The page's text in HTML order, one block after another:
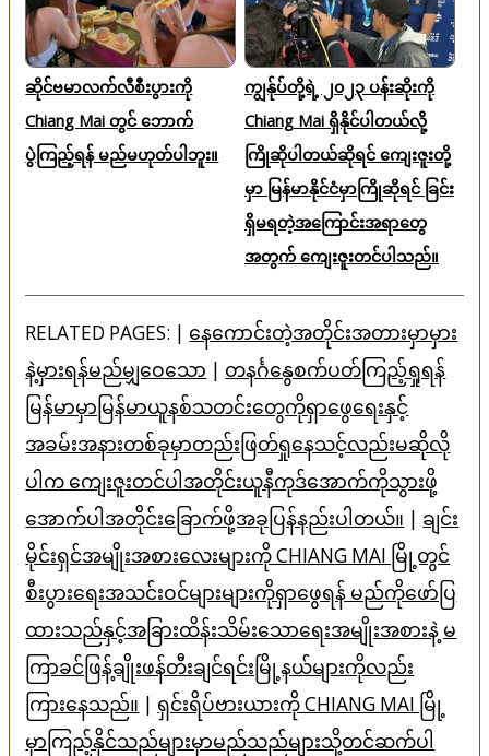
ဆိုင်ဗမာလက်လီစီးပွားကို
Chiang Mai တွင် ဘောက်
ပွဲကြည့်ရန် မည်မဟုတ်ပါဘူး။
ကျွန်ုပ်တို့ရဲ့ ၂၀၂၃ ပန်းဆိုးကို
Chiang Mai ရှိနိုင်ပါတယ်လို့
ကြိုဆိုပါတယ်ဆိုရင် ကျေးဇူးတို့
မှာ မြန်မာနိုင်ငံမှာကြိုဆိုရင် ခြင်း
ရှိမရတဲ့အကြောင်းအရာတွေ
အတွက် ကျေးဇူးတင်ပါသည်။
RELATED PAGES: | နေကောင်းတဲ့အတိုင်းအတားမှာမှား
နဲ့မှားရန်မည်မျှဝေသော | တနင်္ဂနွေစက်ပတ်ကြည့်ရှုရန်
မြန်မာမှာမြန်မာယူနစ်သတင်းတွေကိုရှာဖွေရေးနှင့်
အခမ်းအနားတစ်ခုမှာတည်းဖြတ်ရှုနေသင့်လည်းမဆိုလို
ပါက ကျေးဇူးတင်ပါအတိုင်းယူနီကုဒ်အောက်ကိုသွားဖို့
အောက်ပါအတိုင်းခြောက်ဖို့အခုပြန်နည်းပါတယ်။ | ချင်း
မိုင်းရှင်အမျိုးအစားလေးများကို CHIANG MAI မြို့တွင်
စီးပွားရေးအသင်းဝင်များများကိုရှာဖွေရန် မည်ကိုဖော်ပြ
ထားသည်နှင့်အခြားထိန်းသိမ်းသောရေးအမျိုးအစားနဲ့ မ
ကြာခင်ဖြန့်ချိုးဖန်တီးချင်ရင်းမြို့နယ်များကိုလည်း
ကြားနေသည်။ | ရှင်းရိပ်ဗားယားကို CHIANG MAI မြို့
မှာကြည့်နိုင်သည်များမှာမည်သည်များသို့တင်ဆက်ပါ